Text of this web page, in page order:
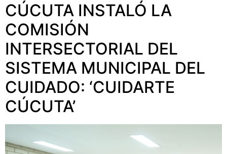
CÚCUTA INSTALÓ LA
COMISIÓN
INTERSECTORIAL DEL
SISTEMA MUNICIPAL DEL
CUIDADO: ‘CUIDARTE
CÚCUTA’